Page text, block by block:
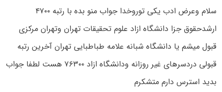
سلام وعرض ادب یکی توروخدا جواب منو بده با رتبه ۴۷۰۰
ارشدحقوق جزا دانشگاه ازاد علوم تحقیقات تهران وتهران مرکزی
قبول میشم یا دانشگاه شبانه علامه طباطبایی تهران آخرین رتبه
قبولی دردسرهای غیر روزانه ودانشگاه ازاد ۷۶۳۰۰ هست لطفا جواب
بدید استرس دارم متشکرم